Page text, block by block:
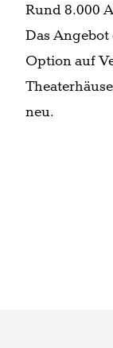
Rund 8.000
Das
Option auf
neu.